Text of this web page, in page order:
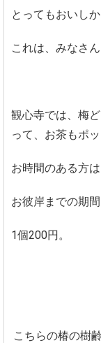
とってもおいしか
これは、みなさ
観心寺では、梅
って、お茶もポ
お時間のある方
お彼岸までの期
1個200円。
こちらの椿の樹